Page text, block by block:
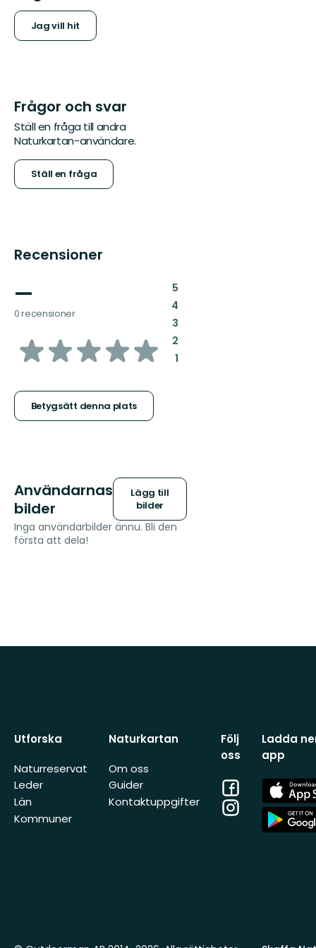
Jag vill hit
Frågor och svar
Ställ en fråga till andra
Naturkartan-användare.
Ställ en fråga
Recensioner
—
0 recensioner
av
stjärnor
Betygsätt denna plats
5:
4:
3:
2:
1:
Användarnas
bilder
Lägg till
bilder
Inga användarbilder ännu. Bli den
första att dela!
Utforska
Naturreservat
Leder
Län
Kommuner
Naturkartan
Om oss
Guider
Kontaktuppgifter
Följ
oss
Facebook
Instagram
Ladda
app
App
Store
App
Store